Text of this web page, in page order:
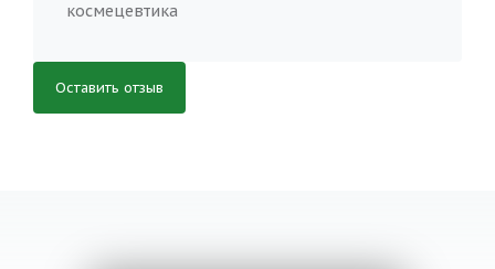
космецевтика
Оставить отзыв